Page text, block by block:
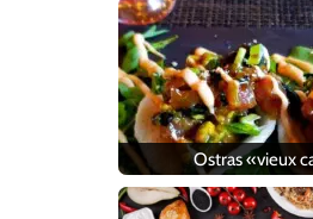
Ostras «vieux